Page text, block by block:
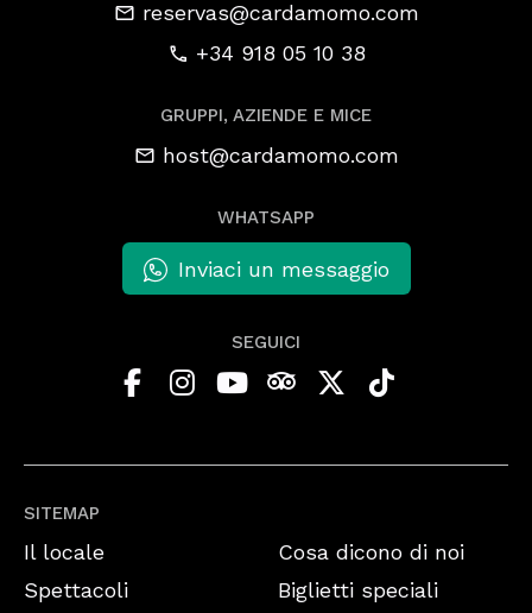
SITEMAP
Il locale
Spettacoli
Cosa dicono di noi
Biglietti speciali
reservas@cardamomo.com
+34 918 05 10 38
GRUPPI, AZIENDE E MICE
host@cardamomo.com
WHATSAPP
Inviaci un messaggio
SEGUICI